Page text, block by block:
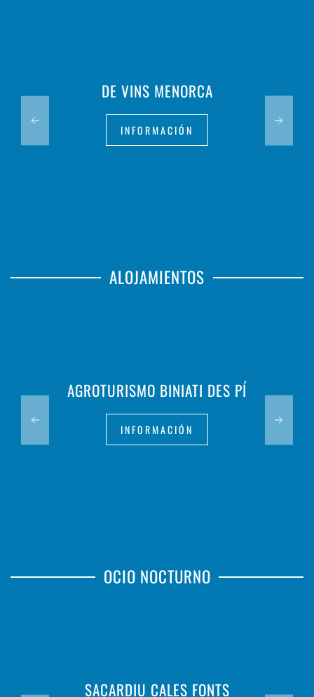
DE VINS MENORCA
INFORMACIÓN
ALOJAMIENTOS
AGROTURISMO BINIATI DES PÍ
INFORMACIÓN
OCIO NOCTURNO
SACARDIU CALES FONTS